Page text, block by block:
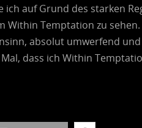
ich auf Grund des starken
Within Temptation zu
absolut umwerfend
dass ich Within